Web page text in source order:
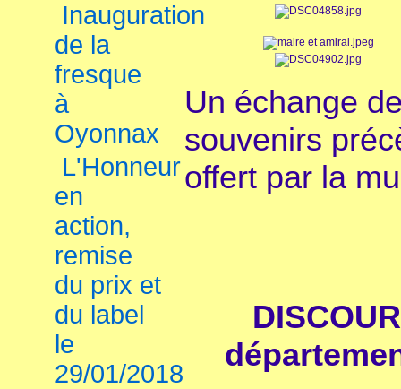
Inauguration
de la
fresque
à
Oyonnax
L'Honneur
en
action,
remise
du prix et
du label
le
29/01/2018
Un échange
souvenirs
offert par la